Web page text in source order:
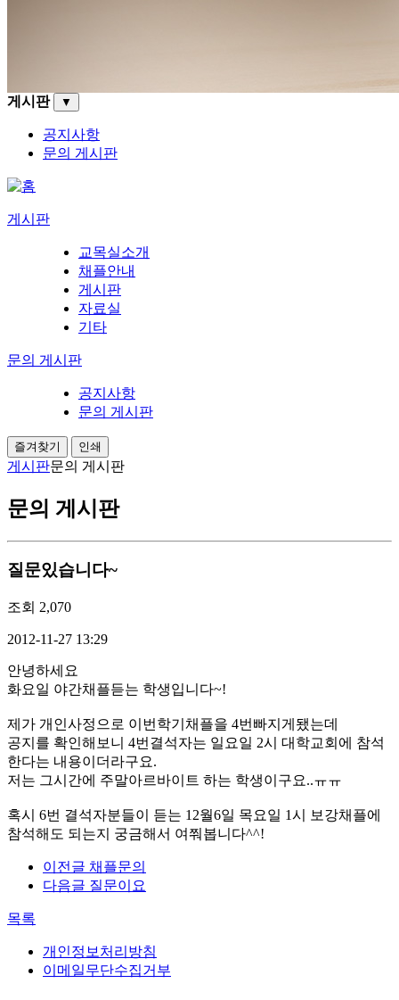
게시판 ▼
공지사항
문의 게시판
게시판
교목실소개
채플안내
게시판
자료실
기타
문의 게시판
공지사항
문의 게시판
즐겨찾기 인쇄
게시판문의 게시판
문의 게시판
질문있습니다~
조회 2,070
2012-11-27 13:29
안녕하세요
화요일 야간채플듣는 학생입니다~!
제가 개인사정으로 이번학기채플을 4번빠지게됐는데
공지를 확인해보니 4번결석자는 일요일 2시 대학교회에 참석
한다는 내용이더라구요.
저는 그시간에 주말아르바이트 하는 학생이구요..ㅠㅠ
혹시 6번 결석자분들이 듣는 12월6일 목요일 1시 보강채플에
참석해도 되는지 궁금해서 여쭤봅니다^^!
이전글 채플문의
다음글 질문이요
목록
개인정보처리방침
이메일무단수집거부